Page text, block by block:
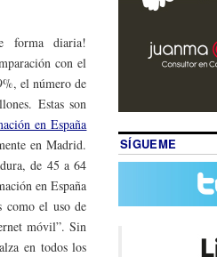
forma diaria!
con el
el número de
Estas son
en España
en Madrid.
de 45 a 64
en España
como el uso de
móvil”. Sin
en todos los
SÍGUEME